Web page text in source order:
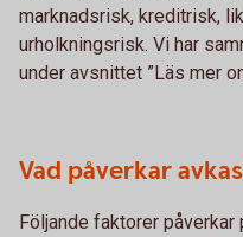
marknadsrisk, kreditrisk,
urholkningsrisk. Vi har
under avsnittet ”Läs mer
Vad påverkar
Följande faktorer